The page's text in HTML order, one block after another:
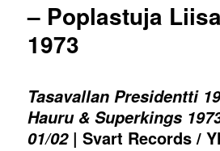
– Poplastuja
1973
Tasavallan Presidentti
Hauru & Superkings
01/02| Svart Records /